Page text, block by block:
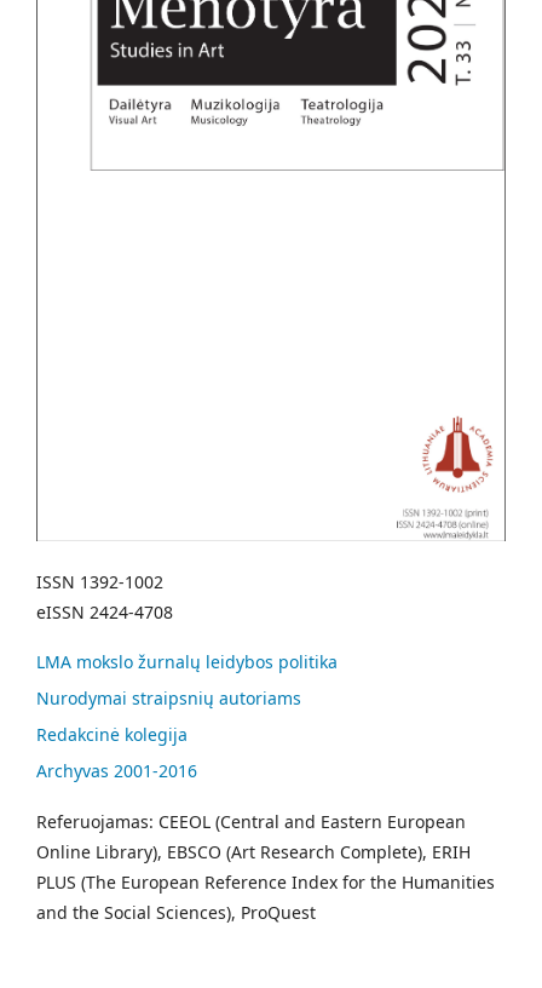
ISSN 1392-1002
eISSN 2424-4708
LMA mokslo žurnalų leidybos politika
Nurodymai straipsnių autoriams
Redakcinė kolegija
Archyvas 2001-2016
Referuojamas: CEEOL (Central and Eastern European
Online Library), EBSCO (Art Research Complete), ERIH
PLUS (The European Reference Index for the Humanities
and the Social Sciences), ProQuest